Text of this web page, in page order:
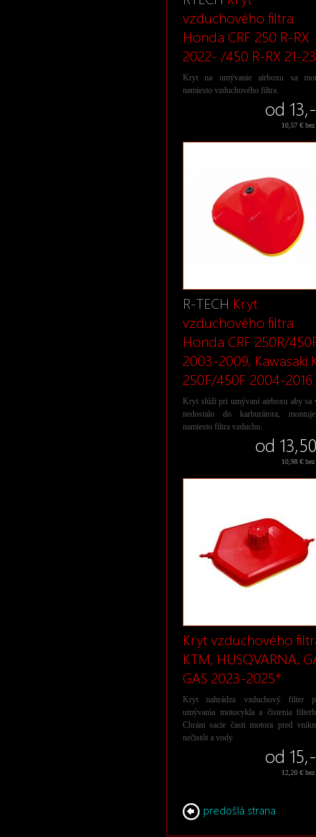
vzduchového filtra
Honda CRF 250 R-RX
2022- /450 R-RX 21-23
Kryt na umývanie airboxu sa
namiesto vzduchového filtra.
od
10,57 €
R-TECH Kryt
vzduchového filtra
Honda CRF 250R/
2003-2009, Kawasaki
250F/450F 2004-2016
Kryt slúži pri umývaní airboxu aby sa
nedostalo do karburátora,
namiesto filtra vzduchu.
od
10,98 €
Kryt vzduchového
KTM, HUSQVARNA,
GAS 2023-2025*
Kryt nahrádza vzduchový filter
umývania motocykla a čistenia
Chráni sacie časti motora pred
nečistôt a vody.
od
12,20 €
predošlá strana